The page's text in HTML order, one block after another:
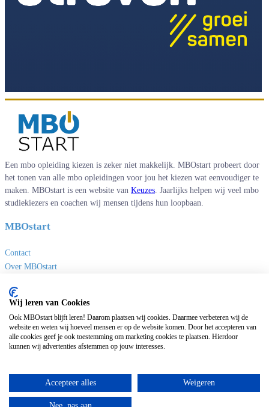
Een mbo opleiding kiezen is zeker niet makkelijk. MBOstart probeert door
het tonen van alle mbo opleidingen voor jou het kiezen wat eenvoudiger te
maken. MBOstart is een website van Keuzes . Jaarlijks helpen wij veel mbo
studiekiezers en coachen wij mensen tijdens hun loopbaan.
MBOstart
Contact
Over MBOstart
Disclaimer en privacy
MBO links
Sites van Keuzes
Universitaire opleidingen
Deeltijdopleidingen
Wij leren van Cookies
Ook MBOstart blijft leren! Daarom plaatsen wij cookies. Daarmee verbeteren wij de
website en weten wij hoeveel mensen er op de website komen. Door het accepteren van
alle cookies geef je ook toestemming om marketing cookies te plaatsen. Hierdoor
kunnen wij advertenties afstemmen op jouw interesses.
Accepteer alles Weigeren